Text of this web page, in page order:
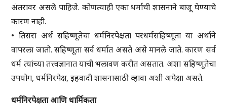
अंतरावर असले पाहिजे. कोणत्याही एका धर्माची शासनाने बाजू घेण्याचे
कारण नाही.
• तिसरा अर्थ सहिष्णूतेचा धर्मनिरपेक्षता परधर्मसहिष्णूता या अर्थाने
वापरला जातो. सहिष्णूता सर्व धर्मात असते असे मानले जाते. कारण सर्व
धर्म त्यांच्या तत्त्वज्ञानात याची भलावण करीत असतात. अशा सहिष्णूतेचा
उपयोग, धर्मनिरपेक्ष, इहवादी शासनासाठी व्हावा अशी अपेक्षा असते.
धर्मनिरपेक्षता आणि धार्मिकता